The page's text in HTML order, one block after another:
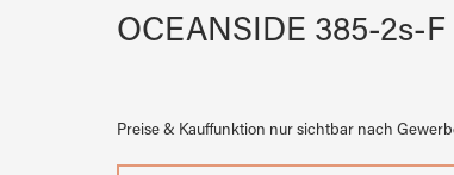
OCEANSIDE 385-2s-
Preise & Kauffunktion nur sichtbar nach